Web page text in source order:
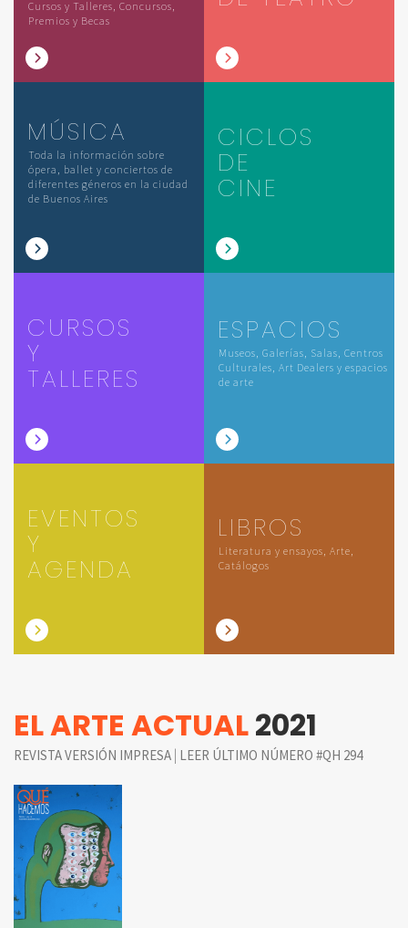
Cursos y Talleres, Concursos,
Premios y Becas
MÚSICA
Toda la información sobre
ópera, ballet y conciertos de
diferentes géneros en la ciudad
de Buenos Aires
CICLOS
DE
CINE
CURSOS
Y
TALLERES
ESPACIOS
Museos, Galerías, Salas, Centros
Culturales, Art Dealers y espacios
de arte
EVENTOS
Y
AGENDA
LIBROS
Literatura y ensayos, Arte,
Catálogos
EL ARTE ACTUAL2021
REVISTA VERSIÓN IMPRESA | LEER ÚLTIMO NÚMERO #QH 294